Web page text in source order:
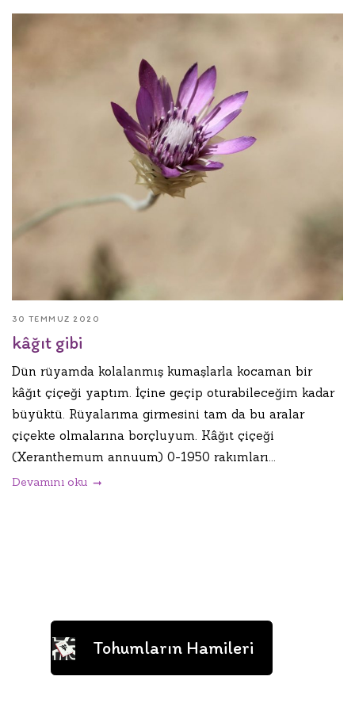
30 TEMMUZ 2020
kâğıt gibi
Dün rüyamda kolalanmış kumaşlarla kocaman bir
kâğıt çiçeği yaptım. İçine geçip oturabileceğim kadar
büyüktü. Rüyalarıma girmesini tam da bu aralar
çiçekte olmalarına borçluyum. Kâğıt çiçeği
(Xeranthemum annuum) 0-1950 rakımları...
Devamını oku
Tohumların Hamileri